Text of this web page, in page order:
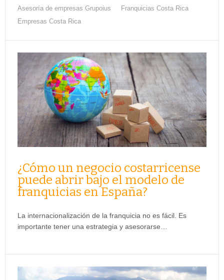
Asesoría de empresas Grupoius
Franquicias Costa Rica
Empresas Costa Rica
¿Cómo un negocio costarricense
puede abrir bajo el modelo de
franquicias en España?
La internacionalización de la franquicia no es fácil. Es
importante tener una estrategia y asesorarse…